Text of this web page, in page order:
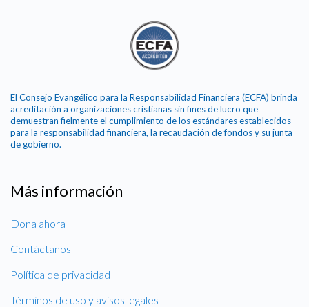
El Consejo Evangélico para la Responsabilidad Financiera (ECFA) brinda
acreditación a organizaciones cristianas sin fines de lucro que
demuestran fielmente el cumplimiento de los estándares establecidos
para la responsabilidad financiera, la recaudación de fondos y su junta
de gobierno.
Más información
Dona ahora
Contáctanos
Política de privacidad
Términos de uso y avisos legales